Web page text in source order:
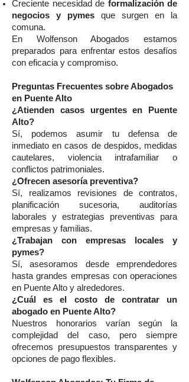
Creciente necesidad de formalización de
negocios y pymes que surgen en la
comuna.
En Wolfenson Abogados estamos
preparados para enfrentar estos desafíos
con eficacia y compromiso.
Preguntas Frecuentes sobre Abogados
en Puente Alto
¿Atienden casos urgentes en Puente
Alto?
Sí, podemos asumir tu defensa de
inmediato en casos de despidos, medidas
cautelares, violencia intrafamiliar o
conflictos patrimoniales.
¿Ofrecen asesoría preventiva?
Sí, realizamos revisiones de contratos,
planificación sucesoria, auditorías
laborales y estrategias preventivas para
empresas y familias.
¿Trabajan con empresas locales y
pymes?
Sí, asesoramos desde emprendedores
hasta grandes empresas con operaciones
en Puente Alto y alrededores.
¿Cuál es el costo de contratar un
abogado en Puente Alto?
Nuestros honorarios varían según la
complejidad del caso, pero siempre
ofrecemos presupuestos transparentes y
opciones de pago flexibles.